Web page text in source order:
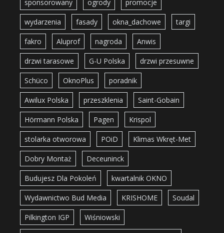
sponsorowany ogrody promocje
wydarzenia fasady okna_dachowe targi
fakro Aluprof nagroda Anwis
drzwi tarasowe G-U Polska drzwi przesuwne
Schüco OknoPlus poradnik
Awilux Polska przeszklenia Saint-Gobain
Hörmann Polska Pagen Krispol
stolarka otworowa POiD Klimas Wkręt-Met
Dobry Montaż Deceuninck
Budujesz Dla Pokoleń kwartalnik OKNO
Wydawnictwo Bud Media KRISHOME Soudal
Pilkington IGP Wiśniowski